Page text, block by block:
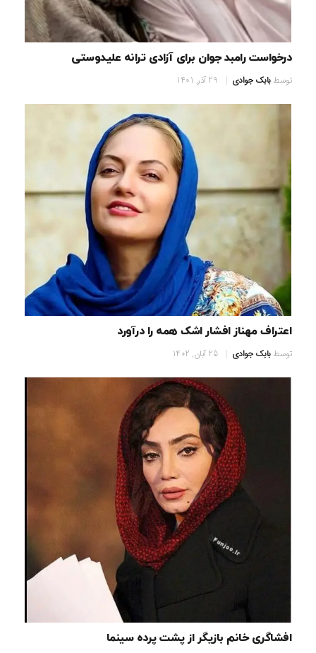
درخواست رامبد جوان برای آزادی ترانه علیدوستی
توسطبابک جوادی 29 آذر, 1401
اعتراف مهناز افشار اشک همه را درآورد
توسطبابک جوادی 25 آبان, 1402
افشاگری خانم بازیگر از پشت پرده سینما